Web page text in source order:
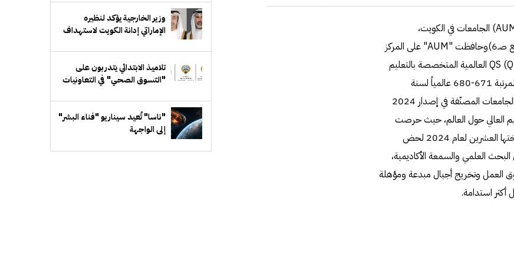
للسنة الثالثة على التوالي، تصدرت جامعة الشرق الأوسط الأميركية (AUM) الجامعات في الكويت،
مواصلةرحلة الصعود إلى مراكز متقدمة بين الجامعات العالمية. (راجع صـ6)وحافظت "AUM" على المركز
الأول في الكويت وفقاً لتصنيف مؤسسة QS (Quacquarelli Symonds) العالمية المتخصصة بالتعليم
العالي لسنة 2024، متقدمة من المرتبة 701-750 في 2023 إلى المرتبة 671-680 عالمياً لسنة
2024.وتضع هذه المرتبة "AUM" ضمن أفضل 45 في المئة من الجامعات المصنّفة في إصدار 2024
العالي حول العالم، حيث حرصت
مؤسسة QS على تحديث منهجية ومعايير تصنيفاتها العالمية في نسختها العشرين لعام 2024 لحض
البحث العلمي والسمعة الأكاديمية،
العمل وتخريج أجيال مبدعة ومؤهلة
أكثر استدامة.
وزير الخارجية يؤكد لنظيره
الإماراتي إدانة الكويت لاستهداف
تلاميذ الابتدائي يتدربون على
"التسوق الصحي" في التعاونيات
"ناسا" تُعيد سيناريو "فناء البشر"
إلى الواجهة